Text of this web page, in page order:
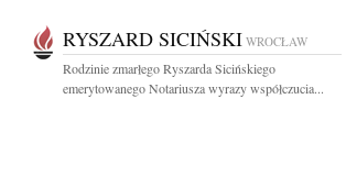
RYSZARD SICIŃSKI WROCŁAW
Rodzinie zmarłego Ryszarda Sicińskiego
emerytowanego Notariusza wyrazy współczucia...